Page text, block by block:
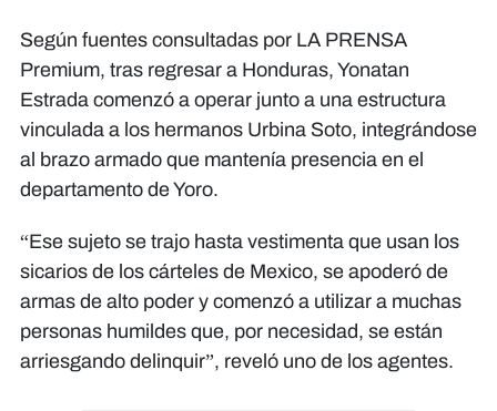
Según fuentes consultadas por LA PRENSA
Premium, tras regresar a Honduras, Yonatan
Estrada comenzó a operar junto a una estructura
vinculada a los hermanos Urbina Soto, integrándose
al brazo armado que mantenía presencia en el
departamento de Yoro.
“Ese sujeto se trajo hasta vestimenta que usan los
sicarios de los cárteles de Mexico, se apoderó de
armas de alto poder y comenzó a utilizar a muchas
personas humildes que, por necesidad, se están
arriesgando delinquir”, reveló uno de los agentes.